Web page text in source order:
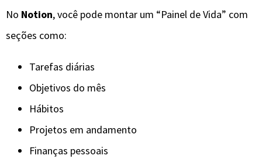
No Notion, você pode montar um “Painel de Vida” com
seções como:
Tarefas diárias
Objetivos do mês
Hábitos
Projetos em andamento
Finanças pessoais